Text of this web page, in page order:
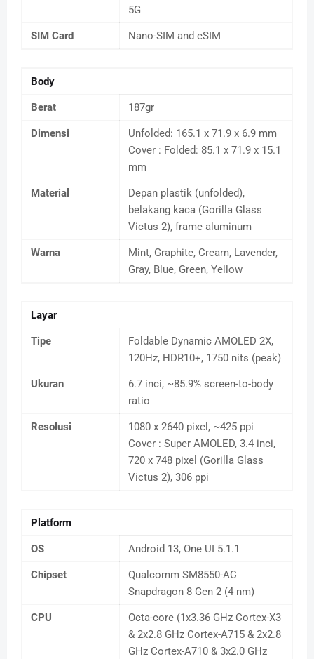
5G
SIM Card Nano-SIM and eSIM
Body
Berat 187gr
Dimensi
Unfolded: 165.1 x 71.9 x 6.9 mm
Cover : Folded: 85.1 x 71.9 x 15.1
mm
Material
Depan plastik (unfolded),
belakang kaca (Gorilla Glass
Victus 2), frame aluminum
Warna
Mint, Graphite, Cream, Lavender,
Gray, Blue, Green, Yellow
Layar
Tipe
Foldable Dynamic AMOLED 2X,
120Hz, HDR10+, 1750 nits (peak)
Ukuran
6.7 inci, ~85.9% screen-to-body
ratio
Resolusi
1080 x 2640 pixel, ~425 ppi
Cover : Super AMOLED, 3.4 inci,
720 x 748 pixel (Gorilla Glass
Victus 2), 306 ppi
Platform
OS Android 13, One UI 5.1.1
Chipset
Qualcomm SM8550-AC
Snapdragon 8 Gen 2 (4 nm)
CPU
Octa-core (1x3.36 GHz Cortex-X3
& 2x2.8 GHz Cortex-A715 & 2x2.8
GHz Cortex-A710 & 3x2.0 GHz